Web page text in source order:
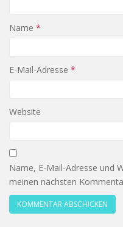
Name *
E-Mail-Adresse *
Website
Name, E-Mail-Adresse und
meinen nächsten